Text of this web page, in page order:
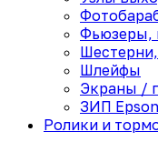
Фьюзеры,
Шлейфы
Экраны /
ЗИП Epson
Ролики и